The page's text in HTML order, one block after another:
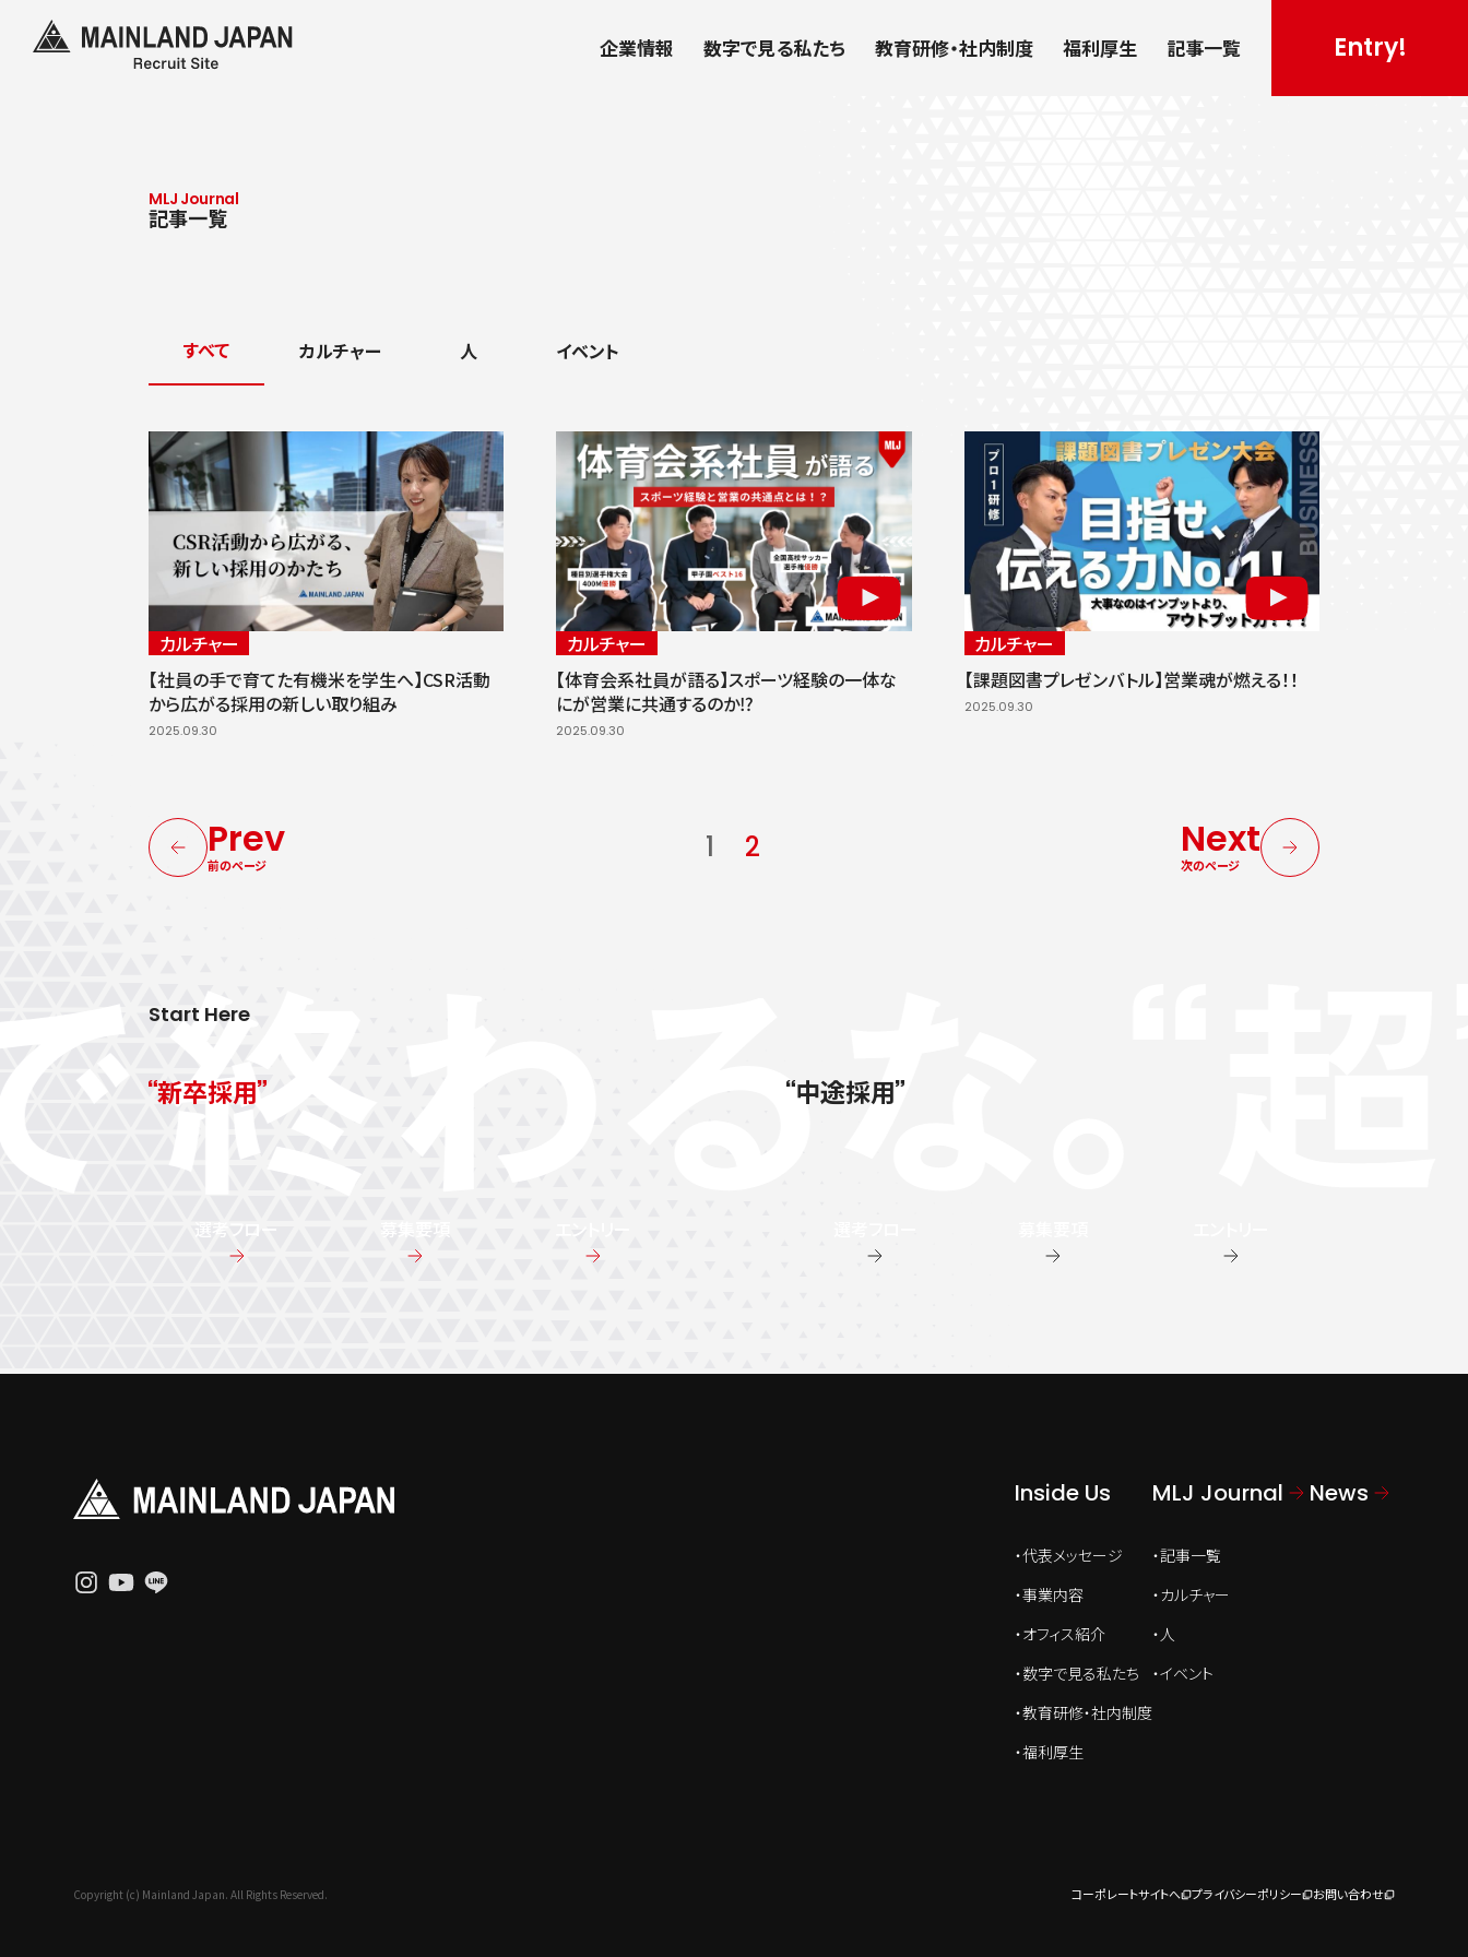
企業情報 数字で見る私たち 教育研修・社内制度 福利厚生 記事一覧 Entry!
MLJ Journal
記事一覧
すべて カルチャー 人 イベント
カルチャー
【社員の手で育てた有機米を学生へ】CSR活動
から広がる採用の新しい取り組み
2025.09.30
カルチャー
【体育会系社員が語る】スポーツ経験の一体な
にが営業に共通するのか⁉︎
2025.09.30
カルチャー
【課題図書プレゼンバトル】営業魂が燃える！！
2025.09.30
Prev
前のページ
1 2 Next
次のページ
Start Here
新卒採用 中途採用
Inside Us
代表メッセージ
事業内容
オフィス紹介
数字で見る私たち
教育研修・社内制度
福利厚生
MLJ Journal
記事一覧
カルチャー
人
イベント
News
コーポレートサイトへ プライバシーポリシー お問い合わせ
Copyright (c) Mainland Japan. All Rights Reserved.